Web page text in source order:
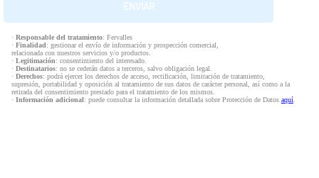
· Responsable del tratamiento: Fervalles
· Finalidad: gestionar el envío de información y prospección comercial,
relacionada con nuestros servicios y/o productos.
· Legitimación: consentimiento del interesado.
· Destinatarios: no se cederán datos a terceros, salvo obligación legal.
· Derechos: podrá ejercer los derechos de acceso, rectificación, limitación de tratamiento,
supresión, portabilidad y oposición al tratamiento de sus datos de carácter personal, así como a la
retirada del consentimiento prestado para el tratamiento de los mismos.
· Información adicional: puede consultar la información detallada sobre Protección de Datos aquí.